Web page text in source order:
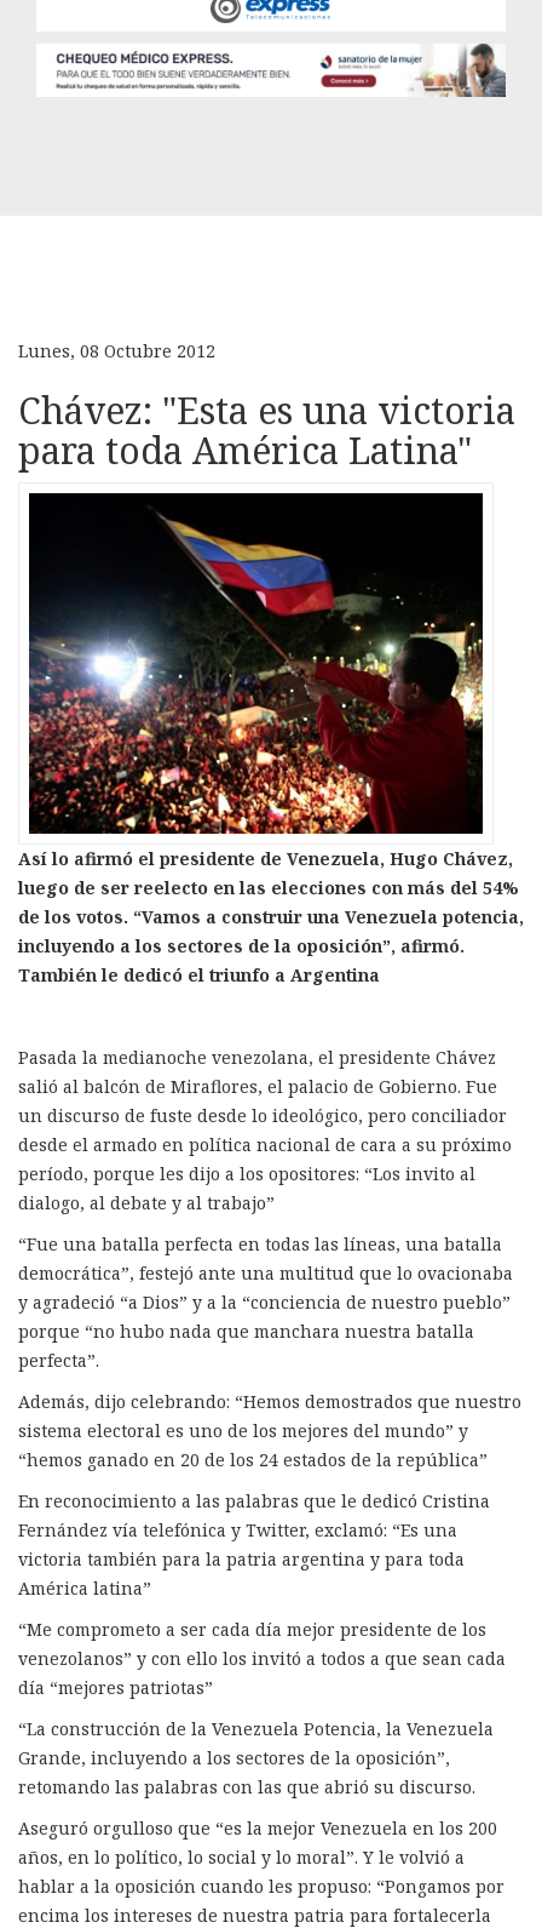
Lunes, 08 Octubre 2012
Chávez: "Esta es una victoria
para toda América Latina"
Así lo afirmó el presidente de Venezuela, Hugo Chávez,
luego de ser reelecto en las elecciones con más del 54%
de los votos. “Vamos a construir una Venezuela potencia,
incluyendo a los sectores de la oposición”, afirmó.
También le dedicó el triunfo a Argentina
Pasada la medianoche venezolana, el presidente Chávez
salió al balcón de Miraflores, el palacio de Gobierno. Fue
un discurso de fuste desde lo ideológico, pero conciliador
desde el armado en política nacional de cara a su próximo
período, porque les dijo a los opositores: “Los invito al
dialogo, al debate y al trabajo”
“Fue una batalla perfecta en todas las líneas, una batalla
democrática”, festejó ante una multitud que lo ovacionaba
y agradeció “a Dios” y a la “conciencia de nuestro pueblo”
porque “no hubo nada que manchara nuestra batalla
perfecta”.
Además, dijo celebrando: “Hemos demostrados que nuestro
sistema electoral es uno de los mejores del mundo” y
“hemos ganado en 20 de los 24 estados de la república”
En reconocimiento a las palabras que le dedicó Cristina
Fernández vía telefónica y Twitter, exclamó: “Es una
victoria también para la patria argentina y para toda
América latina”
“Me comprometo a ser cada día mejor presidente de los
venezolanos” y con ello los invitó a todos a que sean cada
día “mejores patriotas”
“La construcción de la Venezuela Potencia, la Venezuela
Grande, incluyendo a los sectores de la oposición”,
retomando las palabras con las que abrió su discurso.
Aseguró orgulloso que “es la mejor Venezuela en los 200
años, en lo político, lo social y lo moral”. Y le volvió a
hablar a la oposición cuando les propuso: “Pongamos por
encima los intereses de nuestra patria para fortalecerla